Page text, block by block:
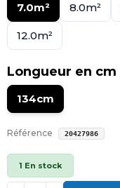
7.0m² 8.0m²
12.0m²
Longueur en cm
134cm
Référence 20427986
1 En stock